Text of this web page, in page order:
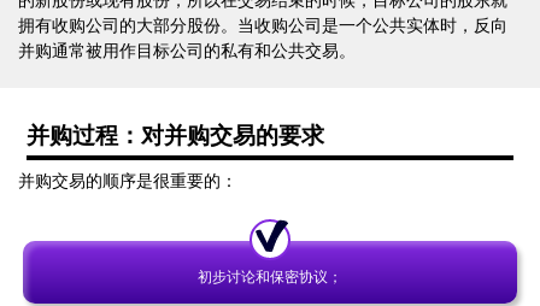
拥有收购公司的大部分股份。当收购公司是一个公共实体时，反向
并购通常被用作目标公司的私有和公共交易。
并购过程：对并购交易的要求
并购交易的顺序是很重要的：
初步讨论和保密协议；